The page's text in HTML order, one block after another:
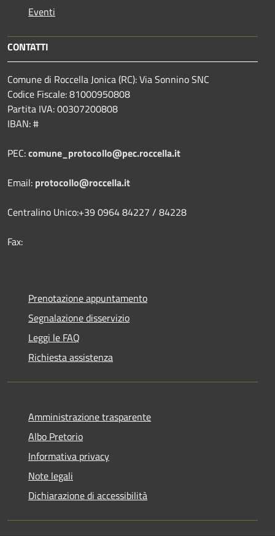
Eventi
CONTATTI
Comune di Roccella Jonica (RC): Via Sonnino SNC
Codice Fiscale: 81000950808
Partita IVA: 00307200808
IBAN: #
PEC:comune_protocollo@pec.roccella.it
Email: protocollo@roccella.it
Centralino Unico:+39 0964 84227 / 84228
Fax:
Prenotazione appuntamento
Segnalazione disservizio
Leggi le FAQ
Richiesta assistenza
Amministrazione trasparente
Albo Pretorio
Informativa privacy
Note legali
Dichiarazione di accessibilità